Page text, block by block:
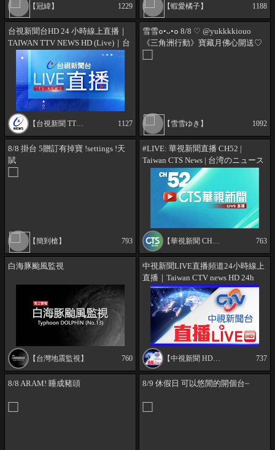
【冠緯】 1229 【蝦愛橘子】 1188
台視新聞台HD 24 小時線上直播｜
TAIWAN TTV NEWS HD (Live)｜台
湾のTTV ニュースHD (生放送)｜대
만 뉴스 라이브
【台視新聞 TTV NEWS】 1127
雪雪๐•ᴗ•๐ 8/8 ♡ @yukkkkiouo
《三角洲行動》寶藏月佛心開送♡
【雪雪ゆき】 1092
8/8 掛台 5贈訂有掉寶 !settings !天
賦
【簡到槍】 793
#LIVE: 華視新聞直播 CH52 |
Taiwan CTS News | 台湾のニュース
を24時間配信 | 대만 24시간 뉴스채
널 | 24小時 線上看 LIVE新聞【On
【華視新聞 CH52】 763
白海豚颱風監視
【台灣地震監視】 760
中視新聞LIVE直播頻道24小時線上
直播｜Taiwan CTV news HD 24h
live news |台湾のCTV ニュースHD
대만 24시간 뉴스채널 | (生放送)
【中視新聞 HD直播頻道｜Taiwan CTV news HD Live】 737
8/8 ARAM! 睡成豬頭 8/9 休假日 可以悠閒的開個台~